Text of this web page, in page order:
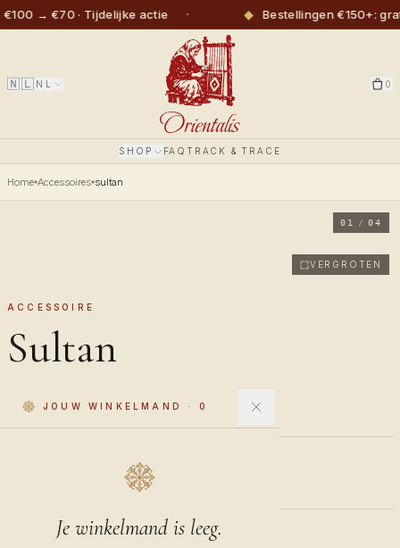
€100 → €70 · Tijdelijke actie ◆ Bestellingen €150+:
🇳🇱 NL 0
SHOP FAQTRACK & TRACE
JOUW WINKELMAND · 0
Je winkelmand is leeg.
Home Accessoires sultan
VERGROTEN
01 / 04
ACCESSOIRE
Sultan
Royal purple, pattern-printed silicone
INCL. BTW
Pre-order · verzending in 20-24 dagen